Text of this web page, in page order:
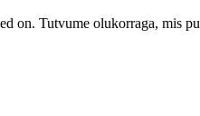
Tutvume olukorraga, mis